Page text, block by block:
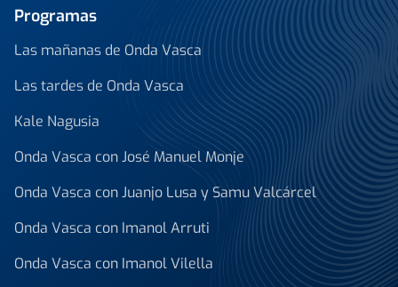
Programas
Las mañanas de Onda Vasca
Las tardes de Onda Vasca
Kale Nagusia
Onda Vasca con José Manuel Monje
Onda Vasca con Juanjo Lusa y Samu Valcárcel
Onda Vasca con Imanol Arruti
Onda Vasca con Imanol Vilella